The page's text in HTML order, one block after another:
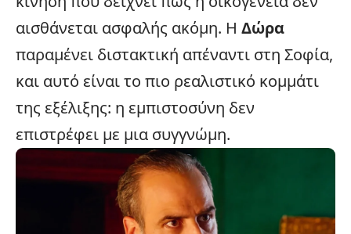
αισθάνεται ασφαλής ακόμη. Η Δώρα
παραμένει διστακτική απέναντι στη Σοφία,
και αυτό είναι το πιο ρεαλιστικό κομμάτι
της εξέλιξης: η εμπιστοσύνη δεν
επιστρέφει με μια συγγνώμη.